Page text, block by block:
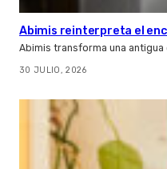
Abimis reinterpreta el
Abimis transforma una antigua
30 JULIO, 2026